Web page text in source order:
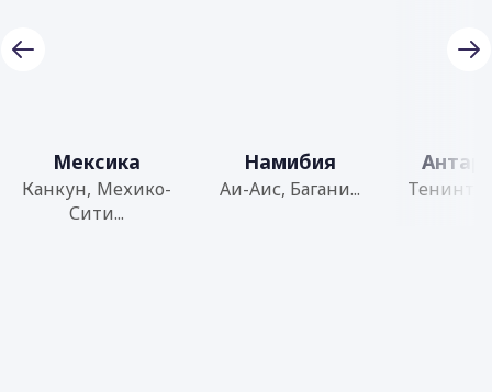
Мексика
Канкун, Мехико-
Сити...
Намибия
Аи-Аис, Багани... Тенинт